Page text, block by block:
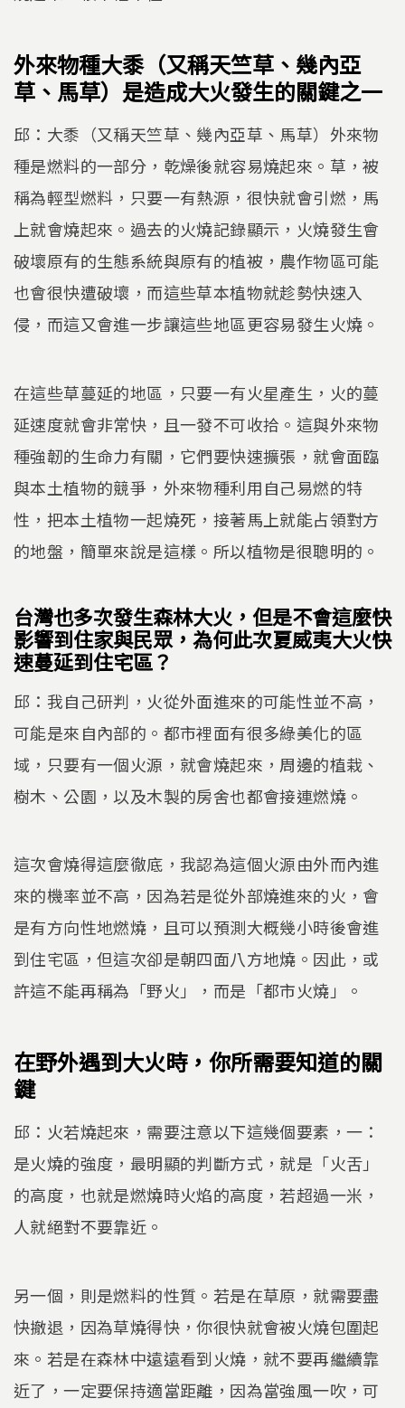
外來物種大黍（又稱天竺草、幾內亞
草、馬草）是造成大火發生的關鍵之一
邱：大黍（又稱天竺草、幾內亞草、馬草）外來物
種是燃料的一部分，乾燥後就容易燒起來。草，被
稱為輕型燃料，只要一有熱源，很快就會引燃，馬
上就會燒起來。過去的火燒記錄顯示，火燒發生會
破壞原有的生態系統與原有的植被，農作物區可能
也會很快遭破壞，而這些草本植物就趁勢快速入
侵，而這又會進一步讓這些地區更容易發生火燒。
在這些草蔓延的地區，只要一有火星產生，火的蔓
延速度就會非常快，且一發不可收拾。這與外來物
種強韌的生命力有關，它們要快速擴張，就會面臨
與本土植物的競爭，外來物種利用自己易燃的特
性，把本土植物一起燒死，接著馬上就能占領對方
的地盤，簡單來說是這樣。所以植物是很聰明的。
台灣也多次發生森林大火，但是不會這麼快
影響到住家與民眾，為何此次夏威夷大火快
速蔓延到住宅區？
邱：我自己研判，火從外面進來的可能性並不高，
可能是來自內部的。都市裡面有很多綠美化的區
域，只要有一個火源，就會燒起來，周邊的植栽、
樹木、公園，以及木製的房舍也都會接連燃燒。
這次會燒得這麼徹底，我認為這個火源由外而內進
來的機率並不高，因為若是從外部燒進來的火，會
是有方向性地燃燒，且可以預測大概幾小時後會進
到住宅區，但這次卻是朝四面八方地燒。因此，或
許這不能再稱為「野火」，而是「都市火燒」。
在野外遇到大火時，你所需要知道的關
鍵
邱：火若燒起來，需要注意以下這幾個要素，一：
是火燒的強度，最明顯的判斷方式，就是「火舌」
的高度，也就是燃燒時火焰的高度，若超過一米，
人就絕對不要靠近。
另一個，則是燃料的性質。若是在草原，就需要盡
快撤退，因為草燒得快，你很快就會被火燒包圍起
來。若是在森林中遠遠看到火燒，就不要再繼續靠
近了，一定要保持適當距離，因為當強風一吹，可